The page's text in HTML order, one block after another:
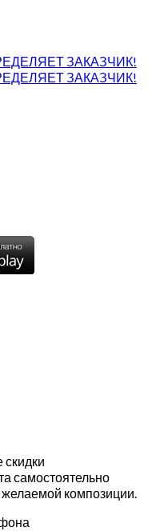
ЗАКАЗЧИК!
ЗАКАЗЧИК!
самостоятельно
композиции.